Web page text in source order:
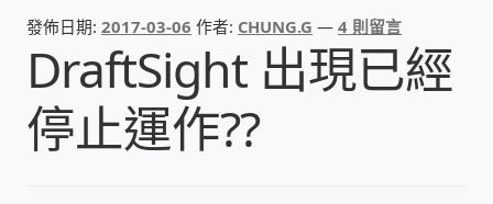
本站文章導覽
本站AI文字客服
創辦人:林慶忠
發佈日期:2017-03-06 作者: CHUNG.G —4 則留言
DraftSight 出現已經
停止運作??